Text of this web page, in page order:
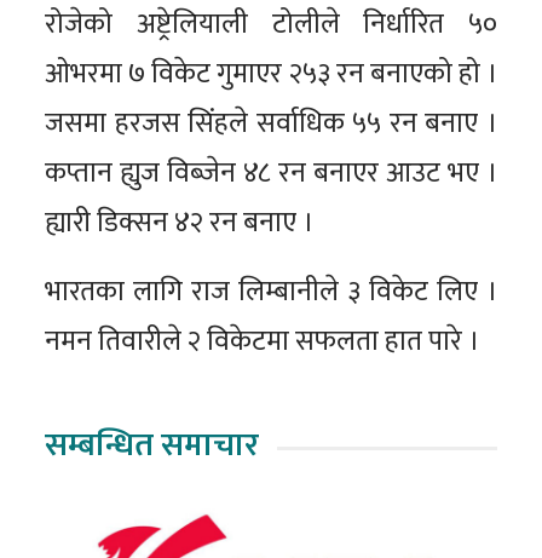
रोजेको अष्ट्रेलियाली टोलीले निर्धारित ५०
ओभरमा ७ विकेट गुमाएर २५३ रन बनाएको हो ।
जसमा हरजस सिंहले सर्वाधिक ५५ रन बनाए ।
कप्तान ह्युज विब्जेन ४८ रन बनाएर आउट भए ।
ह्यारी डिक्सन ४२ रन बनाए ।
भारतका लागि राज लिम्बानीले ३ विकेट लिए ।
नमन तिवारीले २ विकेटमा सफलता हात पारे ।
सम्बन्धित समाचार